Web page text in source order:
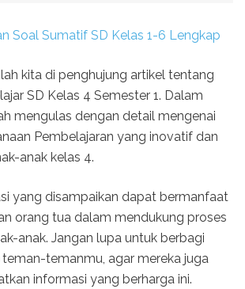
Soal Sumatif SD Kelas 1-6 Lengkap
kita di penghujung artikel tentang
SD Kelas 4 Semester 1. Dalam
mengulas dengan detail mengenai
Pembelajaran yang inovatif dan
anak kelas 4.
yang disampaikan dapat bermanfaat
orang tua dalam mendukung proses
anak. Jangan lupa untuk berbagi
teman-temanmu, agar mereka juga
informasi yang berharga ini.